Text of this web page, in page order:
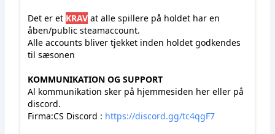
Det er et KRAV at alle spillere på holdet har en
åben/public steamaccount.
Alle accounts bliver tjekket inden holdet godkendes
til sæsonen
KOMMUNIKATION OG SUPPORT
Al kommunikation sker på hjemmesiden her eller på
discord.
Firma:CS Discord : https://discord.gg/tc4qgF7